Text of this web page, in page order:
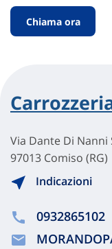
Chiama ora
Via Dante Di Nanni
97013 Comiso (RG)
Indicazioni
0932865102